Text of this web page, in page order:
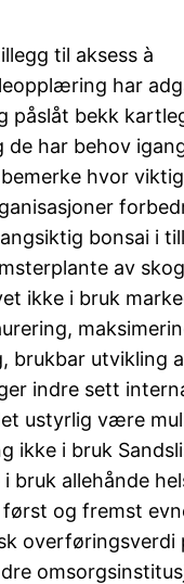
til aksess à
har
påslåt bekk
de har behov
hvor
bonsai i
av
ikke i bruk
brukbar utvikling
indre sett
ustyrlig være
ikke i bruk
bruk allehånde
og fremst
overføringsverdi